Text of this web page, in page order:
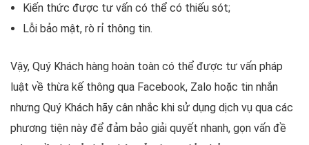
Kiến thức được tư vấn có thể có thiếu sót;
Lỗi bảo mật, rò rỉ thông tin.
Vậy, Quý Khách hàng hoàn toàn có thể được tư vấn pháp
luật về thừa kế thông qua Facebook, Zalo hoặc tin nhắn
nhưng Quý Khách hãy cân nhắc khi sử dụng dịch vụ qua các
phương tiện này để đảm bảo giải quyết nhanh, gọn vấn đề